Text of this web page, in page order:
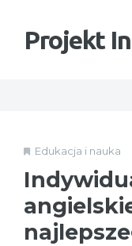
Projekt
Edukacja i nauka